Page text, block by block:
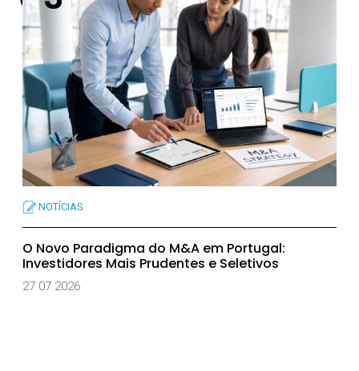
NOTÍCIAS
O Novo Paradigma do M&A em Portugal:
Investidores Mais Prudentes e Seletivos
27 07 2026